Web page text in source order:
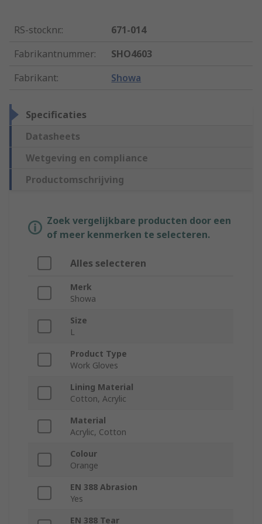
RS-stocknr.:
671-014
Fabrikantnummer:
SHO4603
Fabrikant: Showa
Specificaties
Datasheets
Wetgeving en compliance
Productomschrijving
Zoek vergelijkbare producten door een
of meer kenmerken te selecteren.
Alles selecteren
Merk
Showa
Size
L
Product Type
Work Gloves
Lining Material
Cotton, Acrylic
Material
Acrylic, Cotton
Colour
Orange
EN 388 Abrasion
Yes
EN 388 Tear